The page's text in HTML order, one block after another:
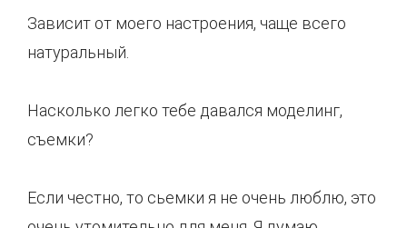
Зависит от моего настроения, чаще всего
натуральный.
Насколько легко тебе давался моделинг,
съемки?
Если честно, то сьемки я не очень люблю, это